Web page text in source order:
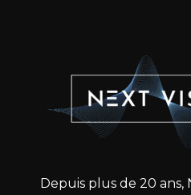
Depuis plus de 20 ans,